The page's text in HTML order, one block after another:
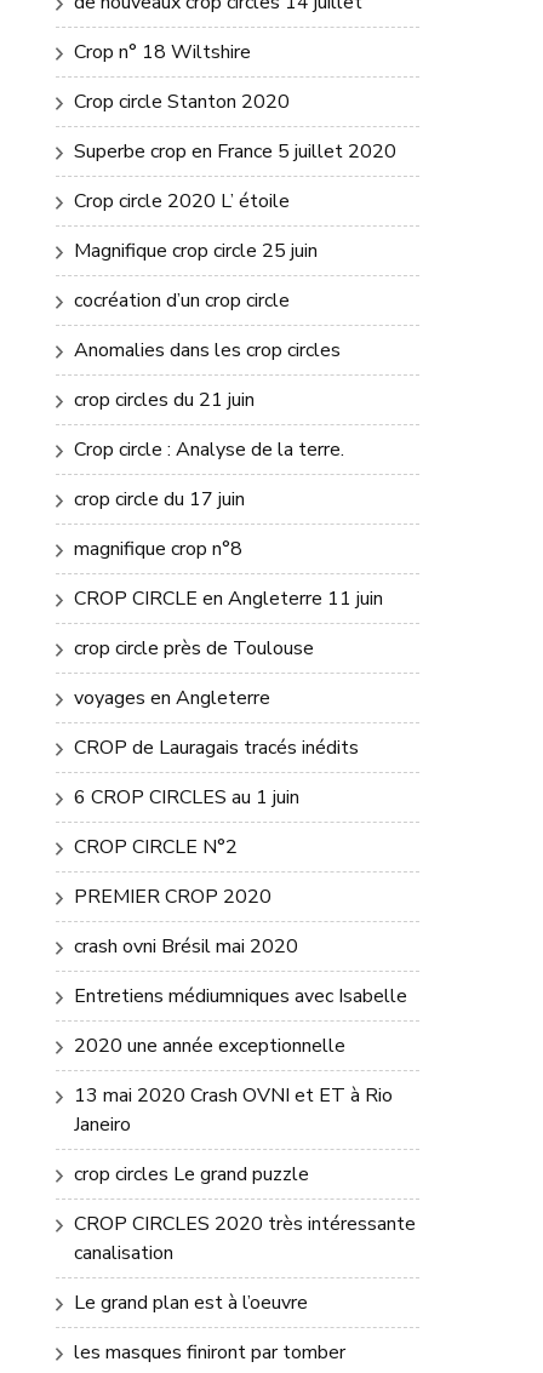
Crop n° 18 Wiltshire
Crop circle Stanton 2020
Superbe crop en France 5 juillet 2020
Crop circle 2020 L’ étoile
Magnifique crop circle 25 juin
cocréation d’un crop circle
Anomalies dans les crop circles
crop circles du 21 juin
Crop circle : Analyse de la terre.
crop circle du 17 juin
magnifique crop n°8
CROP CIRCLE en Angleterre 11 juin
crop circle près de Toulouse
voyages en Angleterre
CROP de Lauragais tracés inédits
6 CROP CIRCLES au 1 juin
CROP CIRCLE N°2
PREMIER CROP 2020
crash ovni Brésil mai 2020
Entretiens médiumniques avec Isabelle
2020 une année exceptionnelle
13 mai 2020 Crash OVNI et ET à Rio
Janeiro
crop circles Le grand puzzle
CROP CIRCLES 2020 très intéressante
canalisation
Le grand plan est à l’oeuvre
les masques finiront par tomber